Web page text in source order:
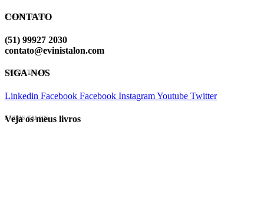
EVINIS TALON
CONTATO
(51) 99927 2030
contato@evinistalon.com
EVINIS TALON
SIGA-NOS
Linkedin Facebook Facebook InstagramYoutube Twitter
EVINIS TALON
Veja os meus livros